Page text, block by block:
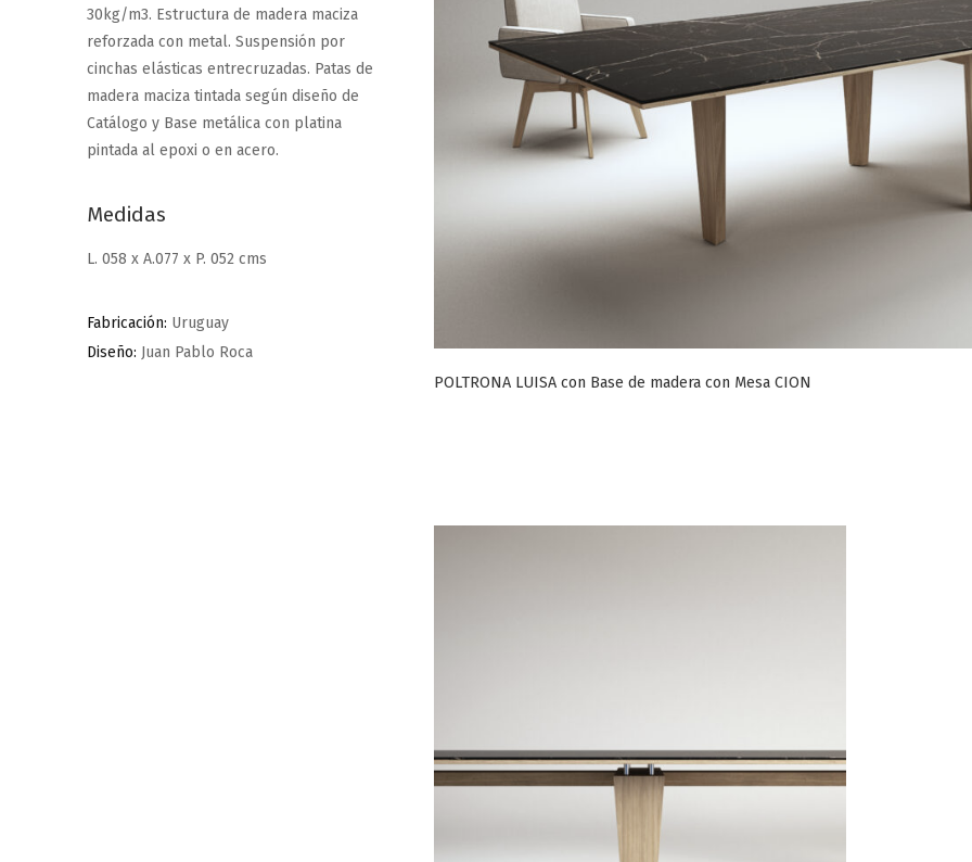
30kg/m3. Estructura de madera maciza
reforzada con metal. Suspensión por
cinchas elásticas entrecruzadas. Patas de
madera maciza tintada según diseño de
Catálogo y Base metálica con platina
pintada al epoxi o en acero.
Medidas
L. 058 x A.077 x P. 052 cms
Fabricación: Uruguay
Diseño: Juan Pablo Roca
POLTRONA LUISA con Base de madera con Mesa CION